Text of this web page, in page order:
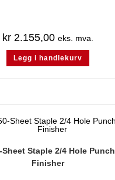
kr2.155,00 eks. mva.
Legg i handlekurv
Sheet Staple 2/4 Hole Punch
Finisher